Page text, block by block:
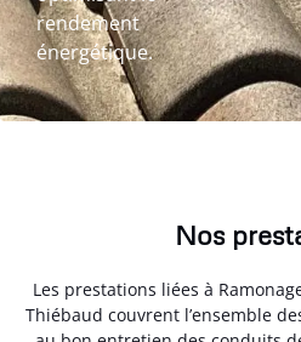
rendement
énergétique.
Nos
Les prestations liées à
Thiébaud couvrent l’ensemble